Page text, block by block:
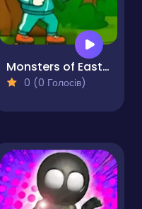
Monsters of Easter Eggs
0 (0 Голосів)